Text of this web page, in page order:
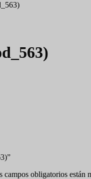
campos obligatorios están